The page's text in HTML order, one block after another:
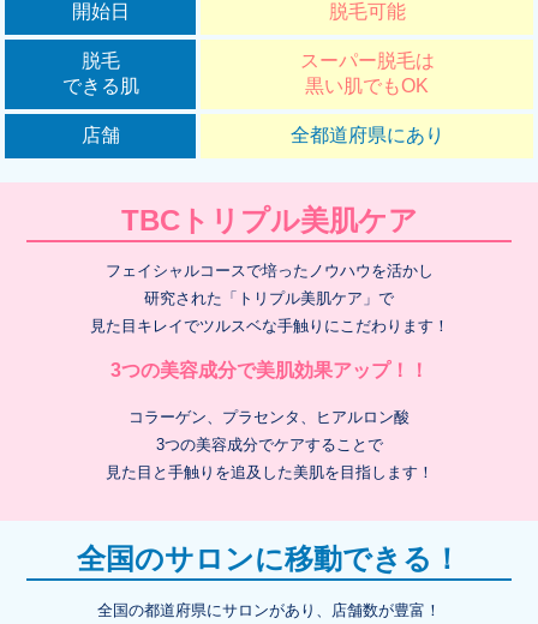
開始日 脱毛可能
脱毛
できる肌
スーパー脱毛は
黒い肌でもOK
店舗 全都道府県にあり
TBCトリプル美肌ケア
フェイシャルコースで培ったノウハウを活かし
研究された「トリプル美肌ケア」で
見た目キレイでツルスベな手触りにこだわります！
3つの美容成分で美肌効果アップ！！
コラーゲン、プラセンタ、ヒアルロン酸
3つの美容成分でケアすることで
見た目と手触りを追及した美肌を目指します！
全国のサロンに移動できる！
全国の都道府県にサロンがあり、店舗数が豊富！